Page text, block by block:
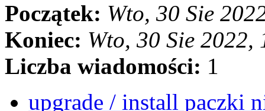
Początek: Wto, 30 Sie
Koniec: Wto, 30 Sie 2022,
Liczba wiadomości: 1
upgrade / install paczki